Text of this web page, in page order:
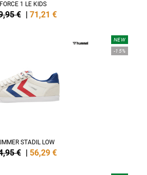
1 LE KIDS
€ | 71,21 €
STADIL LOW
€ | 56,29 €
NEW
-15%